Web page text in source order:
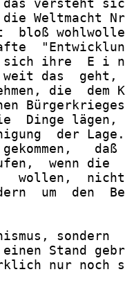
versteht
Weltmacht
bloß
ihre  E i
das
die  dem
Dinge
der
wenn die
wollen,
um  den
sondern
Stand
nur noch